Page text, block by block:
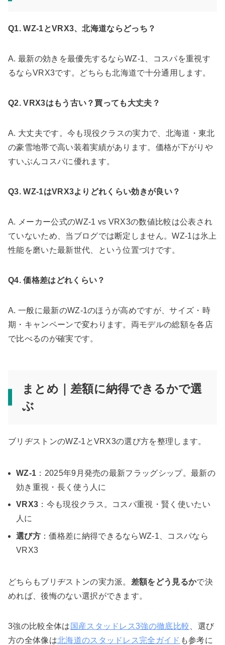
Q1. WZ-1とVRX3、北海道ならどっち？
A. 最新の効きを最優先するならWZ-1、コスパを重視す
るならVRX3です。どちらも北海道で十分通用します。
Q2. VRX3はもう古い？買っても大丈夫？
A. 大丈夫です。今も現役クラスの実力で、北海道・東北
の豪雪地帯で高い装着実績があります。価格が下がりや
すいぶんコスパに優れます。
Q3. WZ-1はVRX3よりどれくらい効きが良い？
A. メーカー公式のWZ-1 vs VRX3の数値比較は公表され
ていないため、当ブログでは断定しません。WZ-1は氷上
性能を磨いた最新世代、という位置づけです。
Q4. 価格差はどれくらい？
A. 一般に最新のWZ-1のほうが高めですが、サイズ・時
期・キャンペーンで変わります。両モデルの総額を各店
で比べるのが確実です。
まとめ｜差額に納得できるかで選
ぶ
ブリヂストンのWZ-1とVRX3の選び方を整理します。
WZ-1 ：2025年9月発売の最新フラッグシップ。最新の
効き重視・長く使う人に
VRX3 ：今も現役クラス。コスパ重視・賢く使いたい
人に
選び方：価格差に納得できるならWZ-1、コスパなら
VRX3
どちらもブリヂストンの実力派。 差額をどう見るかで決
めれば、後悔のない選択ができます。
3強の比較全体は 国産スタッドレス3強の徹底比較 、選び
方の全体像は北海道のスタッドレス完全ガイド も参考に